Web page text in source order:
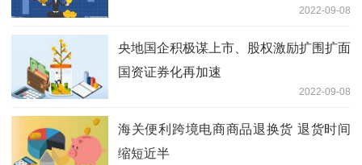
2022-09-08
央地国企积极谋上市、股权激励扩围扩面
国资证券化再加速
2022-09-08
海关便利跨境电商商品退换货 退货时间
缩短近半